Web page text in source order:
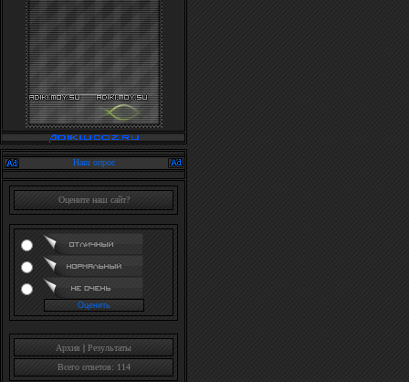
Наш опрос
Оцените наш сайт?
Архив | Результаты
Всего ответов: 114